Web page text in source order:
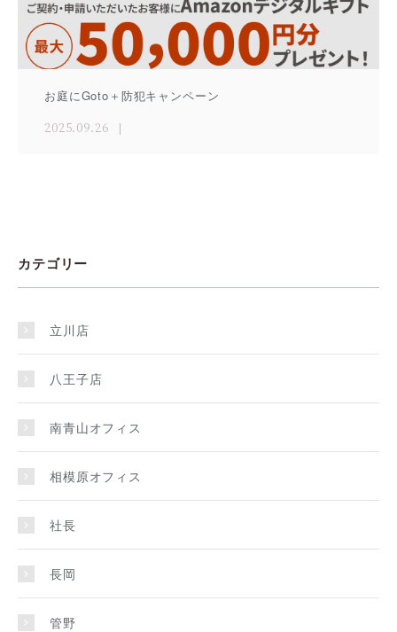
お庭にGoto＋防犯キャンペーン
2025.09.26
カテゴリー
立川店
八王子店
南青山オフィス
相模原オフィス
社長
長岡
管野